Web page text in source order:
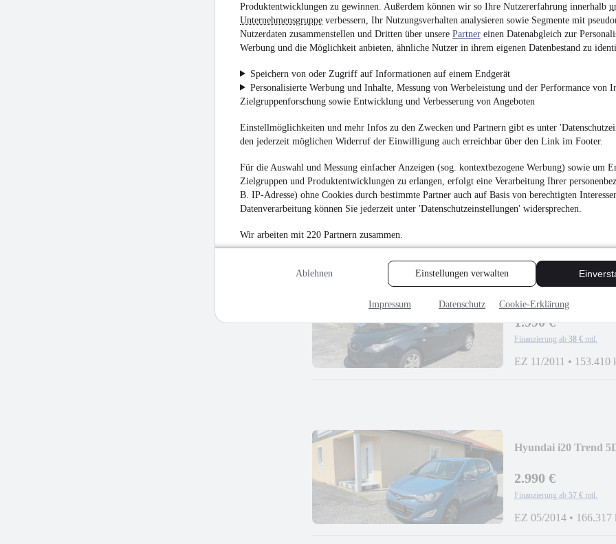
Produktentwicklungen zu gewinnen. Außerdem können wir so Ihre Nutzererfahrung innerhalb
Unternehmensgruppe verbessern, Ihr Nutzungsverhalten analysieren sowie Segmente mit
Nutzerdaten zusammenstellen und Dritten über unsere Partner einen Datenabgleich zur
Werbung und die Möglichkeit anbieten, ähnliche Nutzer in ihrem eigenen Datenbestand zu
Speichern von oder Zugriff auf Informationen auf einem Endgerät
Personalisierte Werbung und Inhalte, Messung von Werbeleistung und der Performance von
Zielgruppenforschung sowie Entwicklung und Verbesserung von Angeboten
Einstellmöglichkeiten und mehr Infos zu den Zwecken und Partnern gibt es unter
den jederzeit möglichen Widerruf der Einwilligung auch erreichbar über den Link im Footer.
Für die Auswahl und Messung einfacher Anzeigen (sog. kontextbezogene Werbung) sowie um
Zielgruppen und Produktentwicklungen zu erlangen, erfolgt eine Verarbeitung Ihrer
B. IP-Adresse) ohne Cookies durch bestimmte Partner auch auf Basis von berechtigten
Datenverarbeitung können Sie jederzeit unter 'Datenschutzeinstellungen' widersprechen.
Wir arbeiten mit 220 Partnern zusammen.
Ablehnen Einstellungen verwalten
Impressum Datenschutz Cookie-Erklärung
5.990 €
Finanzierung ab 64 € mtl.
EZ 09/2016•148.279
Renault Megane IV
5.490 €
Finanzierung ab 59 € mtl.
Beschädigt•EZ 05/
1.990 €
Finanzierung ab 38 € mtl.
EZ 11/2011 • 153.410
Hyundai i20 Trend
2.990 €
Finanzierung ab 57 € mtl.
EZ 05/2014 • 166.317